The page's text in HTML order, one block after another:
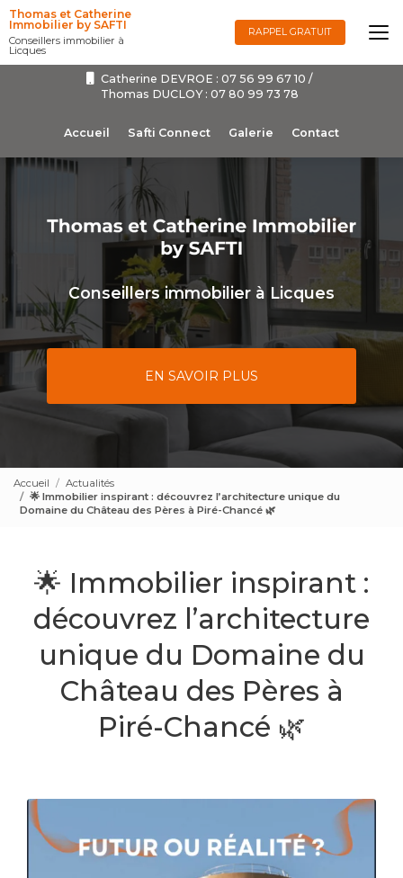
Aller
au
contenu
principal
Catherine DEVROE :07 56 99 67 10 /
Thomas DUCLOY : 07 80 99 73 78
Accueil Safti Connect Galerie Contact
Thomas et Catherine
Immobilier by SAFTI
Conseillers immobilier à
Licques
RAPPEL GRATUIT
Conseillers immobilier à Licques
EN SAVOIR PLUS
Accueil
Actualités
🌟 Immobilier inspirant : découvrez l’architecture unique du
Domaine du Château des Pères à Piré-Chancé 🌿
🌟 Immobilier inspirant :
découvrez l’architecture
unique du Domaine du
Château des Pères à
Piré-Chancé 🌿